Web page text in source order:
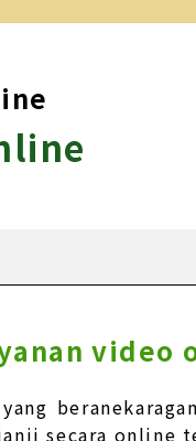
video
secara online